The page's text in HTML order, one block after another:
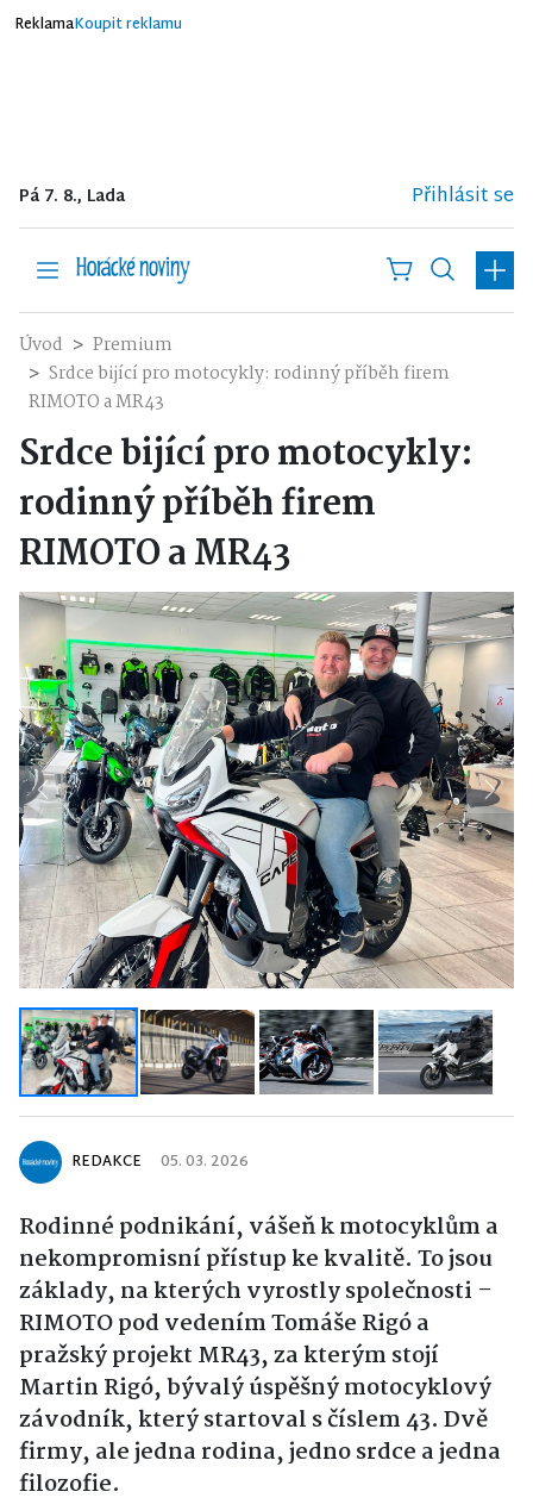
ReklamaKoupit reklamu
Pá 7. 8., Lada Přihlásit se
Úvod
Premium
Srdce bijící pro motocykly: rodinný příběh firem
RIMOTO a MR43
Srdce bijící pro motocykly:
rodinný příběh firem
RIMOTO a MR43
Previous Next
REDAKCE 05. 03. 2026
Rodinné podnikání, vášeň k motocyklům a
nekompromisní přístup ke kvalitě. To jsou
základy, na kterých vyrostly společnosti –
RIMOTO pod vedením Tomáše Rigó a
pražský projekt MR43, za kterým stojí
Martin Rigó, bývalý úspěšný motocyklový
závodník, který startoval s číslem 43. Dvě
firmy, ale jedna rodina, jedno srdce a jedna
filozofie.